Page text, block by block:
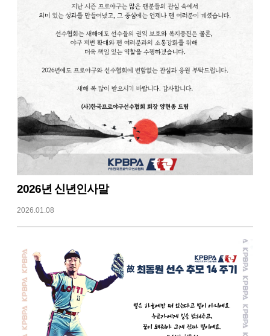
2026년 신년인사말
2026.01.08